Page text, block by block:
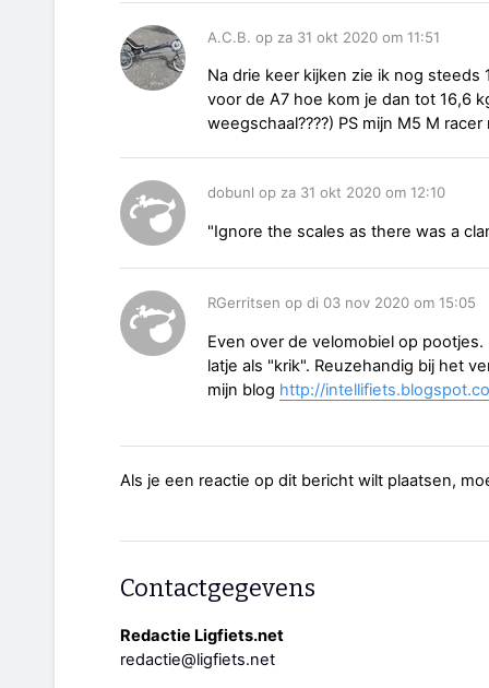
A.C.B. op za 31 okt 2020 om 11:51
Na drie keer kijken zie ik nog steeds
voor de A7 hoe kom je dan tot 16,6
weegschaal????) PS mijn M5 M
dobunl op za 31 okt 2020 om 12:10
"Ignore the scales as there was a
RGerritsen op di 03 nov 2020 om 15:05
Even over de velomobiel op
latje als "krik". Reuzehandig bij het
mijn blog http://
Als je een reactie op dit bericht wilt plaatsen,
Contactgegevens
Redactie Ligfiets.net
redactie@ligfiets.net